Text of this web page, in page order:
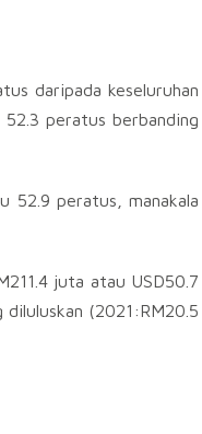
daripada keseluruhan
peratus berbanding
52.9 peratus, manakala
juta atau USD50.7
(2021:RM20.5